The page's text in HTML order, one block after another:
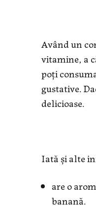
Având un
vitamine, a
poți
gustative.
delicioase.
Iată și alte
are o
banană.